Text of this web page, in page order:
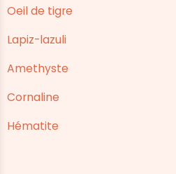
Oeil de tigre
Lapiz-lazuli
Amethyste
Cornaline
Hématite